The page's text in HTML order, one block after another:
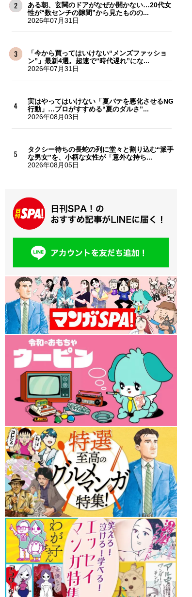
ある朝、玄関のドアがなぜか開かない…20代女
性が“数センチの隙間”から見たものの...
2026年07月31日
「今から買ってはいけない“メンズファッショ
ン”」最新4選。超速で“時代遅れ”にな...
2026年07月31日
実はやってはいけない「夏バテを悪化させるNG
行動」…プロがすすめる“夏のダルさ”...
2026年08月03日
タクシー待ちの長蛇の列に堂々と割り込む“派手
な男女”を、小柄な女性が「意外な持ち...
2026年08月05日